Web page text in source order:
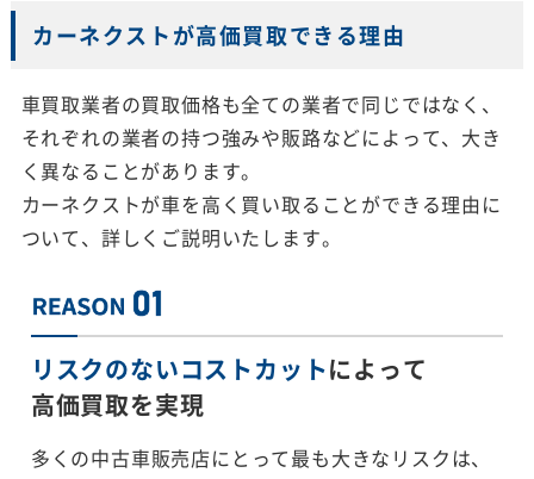
カーネクストが高価買取できる理由
車買取業者の買取価格も全ての業者で同じではなく、
それぞれの業者の持つ強みや販路などによって、大き
く異なることがあります。
カーネクストが車を高く買い取ることができる理由に
ついて、詳しくご説明いたします。
リスクのないコストカットによって
高価買取を実現
多くの中古車販売店にとって最も大きなリスクは、